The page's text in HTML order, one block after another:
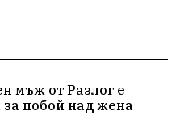
Белица
мъж от Разлог е
побой над жена